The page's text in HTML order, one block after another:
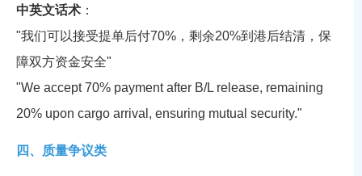
中英文话术 ：
"我们可以接受提单后付70%，剩余20%到港后结清，保
障双方资金安全"
"We accept 70% payment after B/L release, remaining
20% upon cargo arrival, ensuring mutual security."
四、质量争议类